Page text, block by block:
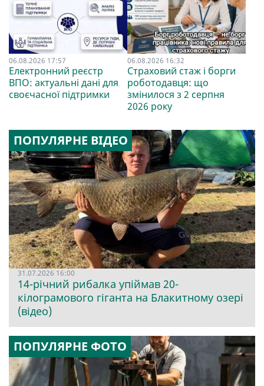
06.08.2026 17:57
Електронний реєстр
ВПО: актуальні дані для
своєчасної підтримки
06.08.2026 16:32
Страховий стаж і борги
роботодавця: що
змінилося з 2 серпня
2026 року
ПОПУЛЯРНЕ ВІДЕО
31.07.2026 16:00
14-річний рибалка упіймав 20-
кілограмового гіганта на Блакитному озері
(відео)
ПОПУЛЯРНЕ ФОТО